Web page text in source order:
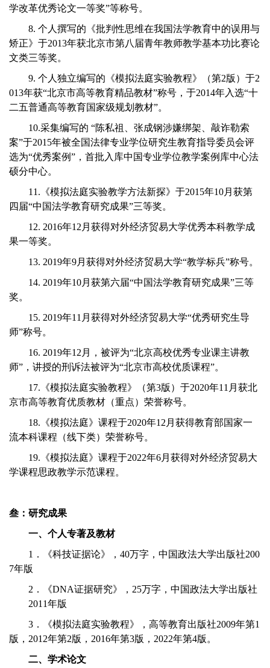
学改革优秀论文一等奖”等称号。
8. 个人撰写的《批判性思维在我国法学教育中的误用与
矫正》于2013年获北京市第八届青年教师教学基本功比赛论
文类三等奖。
9. 个人独立编写的《模拟法庭实验教程》（第2版）于2
013年获“北京市高等教育精品教材”称号，于2014年入选“十
二五普通高等教育国家级规划教材”。
10.采集编写的 “陈私祖、张成钢涉嫌绑架、敲诈勒索
案”于2015年被全国法律专业学位研究生教育指导委员会评
选为“优秀案例”，首批入库中国专业学位教学案例库中心法
硕分中心。
11.《模拟法庭实验教学方法新探》于2015年10月获第
四届“中国法学教育研究成果”三等奖。
12. 2016年12月获得对外经济贸易大学优秀本科教学成
果一等奖。
13. 2019年9月获得对外经济贸易大学“教学标兵”称号。
14. 2019年10月获第六届“中国法学教育研究成果”三等
奖。
15. 2019年11月获得对外经济贸易大学“优秀研究生导
师”称号。
16. 2019年12月，被评为“北京高校优秀专业课主讲教
师”，讲授的刑诉法被评为“北京市高校优质课程”。
17.《模拟法庭实验教程》（第3版）于2020年11月获北
京市高等教育优质教材（重点）荣誉称号。
18.《模拟法庭》课程于2020年12月获得教育部国家一
流本科课程（线下类）荣誉称号。
19.《模拟法庭》课程于2022年6月获得对外经济贸易大
学课程思政教学示范课程。
叁：研究成果
一、个人专著及教材
1．《科技证据论》，40万字，中国政法大学出版社200
7年版
2．《DNA证据研究》，25万字，中国政法大学出版社
2011年版
3．《模拟法庭实验教程》，高等教育出版社2009年第1
版，2012年第2版，2016年第3版，2022年第4版。
二、学术论文